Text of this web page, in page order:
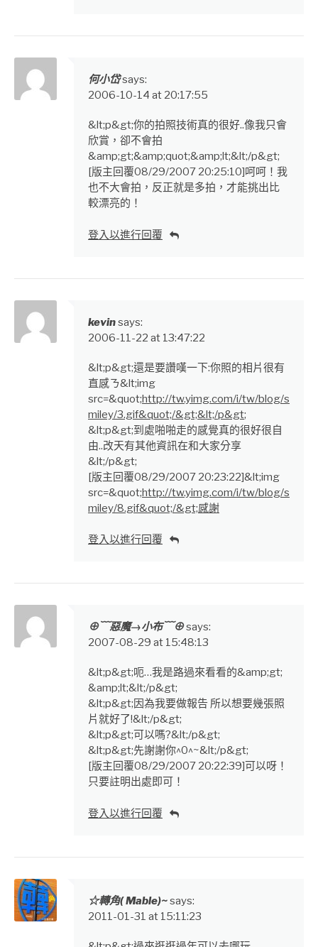
何小岱says:
2006-10-14 at 20:17:55
&lt;p&gt;你的拍照技術真的很好..像我只會
欣賞，卻不會拍
&amp;gt;&amp;quot;&amp;lt;&lt;/p&gt;
[版主回覆08/29/2007 20:25:10]呵呵！我
也不大會拍，反正就是多拍，才能挑出比
較漂亮的！
登入以進行回覆
kevinsays:
2006-11-22 at 13:47:22
&lt;p&gt;還是要讚嘆一下:你照的相片很有
直感ㄋ&lt;img
src=&quot;http://tw.yimg.com/i/tw/blog/s
miley/3.gif&quot;/&gt;&lt;/p&gt;
&lt;p&gt;到處啪啪走的感覺真的很好很自
由..改天有其他資訊在和大家分享
&lt;/p&gt;
[版主回覆08/29/2007 20:23:22]&lt;img
src=&quot;http://tw.yimg.com/i/tw/blog/s
miley/8.gif&quot;/&gt;感謝
登入以進行回覆
⊕﹋惡魔→小布﹋⊕says:
2007-08-29 at 15:48:13
&lt;p&gt;呃…我是路過來看看的&amp;gt;
&amp;lt;&lt;/p&gt;
&lt;p&gt;因為我要做報告 所以想要幾張照
片就好了!&lt;/p&gt;
&lt;p&gt;可以嗎?&lt;/p&gt;
&lt;p&gt;先謝謝你^0^~&lt;/p&gt;
[版主回覆08/29/2007 20:22:39]可以呀！
只要註明出處即可！
登入以進行回覆
☆轉角( Mable)~says:
2011-01-31 at 15:11:23